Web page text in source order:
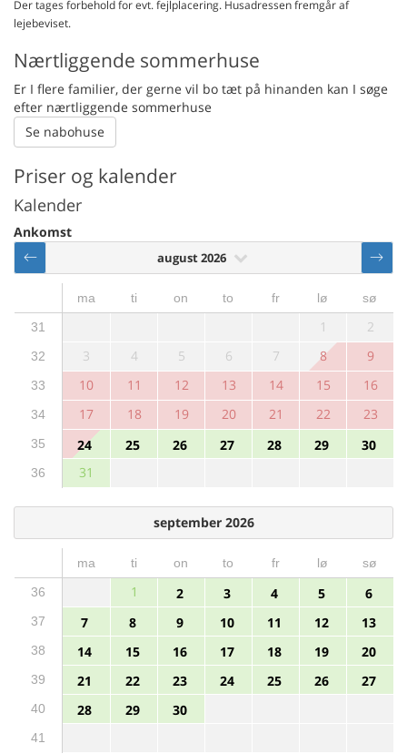
Der tages forbehold for evt. fejlplacering. Husadressen fremgår af
lejebeviset.
Nærtliggende sommerhuse
Er I flere familier, der gerne vil bo tæt på hinanden kan I søge
efter nærtliggende sommerhuse
Se nabohuse
Priser og kalender
Kalender
Ankomst
august 2026
ma ti on to fr lø
sø
31
1 2
32 3 4 5 6 7 8 9
33 10 11 12 13 14 15 16
34 17 18 19 20 21 22 23
35 24 25 26 27 28 29 30
36 31
september 2026
ma ti on to fr lø
sø
36
1 2 3 4 5 6
37 7 8 9 10 11 12 13
38 14 15 16 17 18 19 20
39 21 22 23 24 25 26 27
40 28 29 30
41